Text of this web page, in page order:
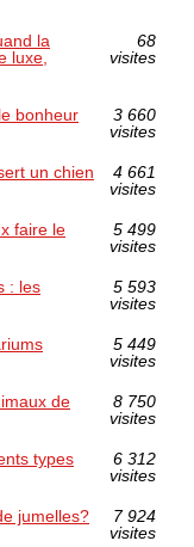
la
luxe,
68
visites
bonheur
3 660
visites
un chien
4 661
visites
faire le
5 499
visites
: les
5 593
visites
5 449
visites
de
8 750
visites
types
6 312
visites
jumelles?
7 924
visites